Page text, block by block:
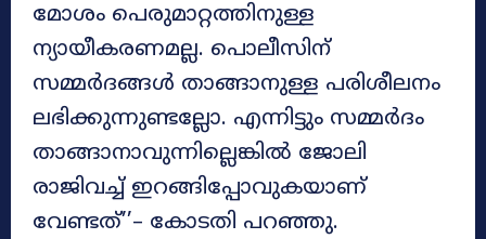
മോശം പെരുമാറ്റത്തിനുള്ള
ന്യായീകരണമല്ല. പൊലീസിന്
സമ്മർദങ്ങൾ താങ്ങാനുള്ള പരിശീലനം
ലഭിക്കുന്നുണ്ടല്ലോ. എന്നിട്ടും സമ്മർദം
താങ്ങാനാവുന്നില്ലെങ്കിൽ ജോലി
രാജിവച്ച് ഇറങ്ങിപ്പോവുകയാണ്
വേണ്ടത്’’– കോടതി പറഞ്ഞു.